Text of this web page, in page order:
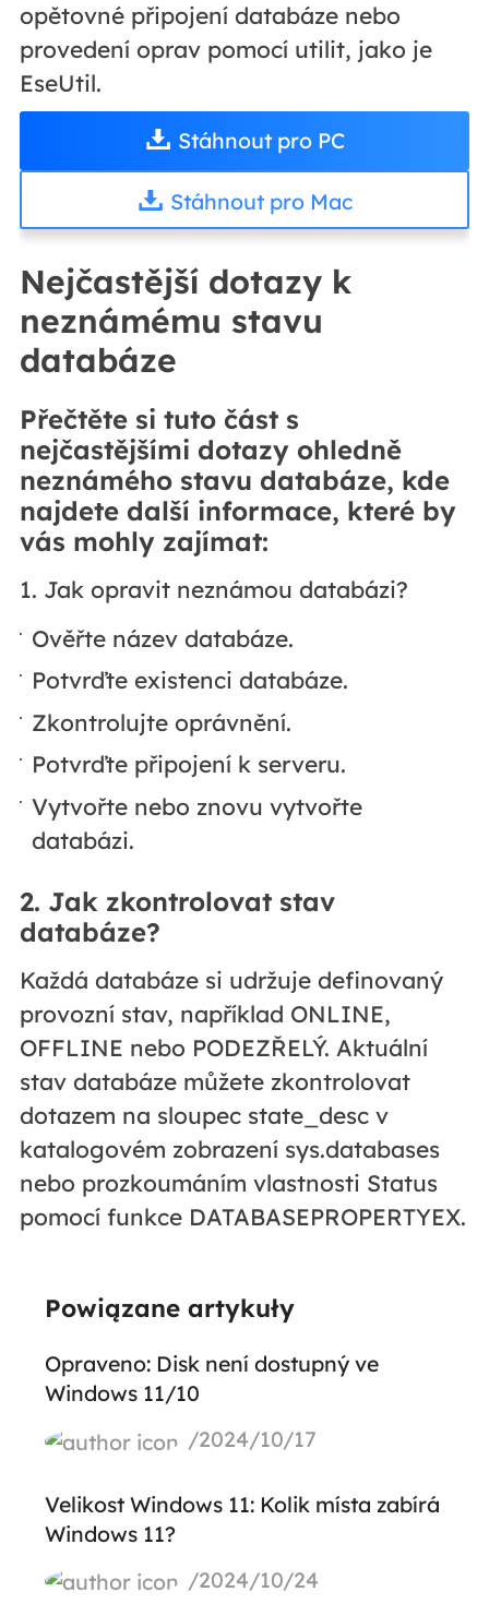
opětovné připojení databáze nebo
provedení oprav pomocí utilit, jako je
EseUtil.
Stáhnout pro PC
Stáhnout pro Mac
Nejčastější dotazy k
neznámému stavu
databáze
Přečtěte si tuto část s
nejčastějšími dotazy ohledně
neznámého stavu databáze, kde
najdete další informace, které by
vás mohly zajímat:
1. Jak opravit neznámou databázi?
Ověřte název databáze.
Potvrďte existenci databáze.
Zkontrolujte oprávnění.
Potvrďte připojení k serveru.
Vytvořte nebo znovu vytvořte
databázi.
2. Jak zkontrolovat stav
databáze?
Každá databáze si udržuje definovaný
provozní stav, například ONLINE,
OFFLINE nebo PODEZŘELÝ. Aktuální
stav databáze můžete zkontrolovat
dotazem na sloupec state_desc v
katalogovém zobrazení sys.databases
nebo prozkoumáním vlastnosti Status
pomocí funkce DATABASEPROPERTYEX.
Powiązane artykuły
Opraveno: Disk není dostupný ve
Windows 11/10
/2024/10/17
Velikost Windows 11: Kolik místa zabírá
Windows 11?
/2024/10/24